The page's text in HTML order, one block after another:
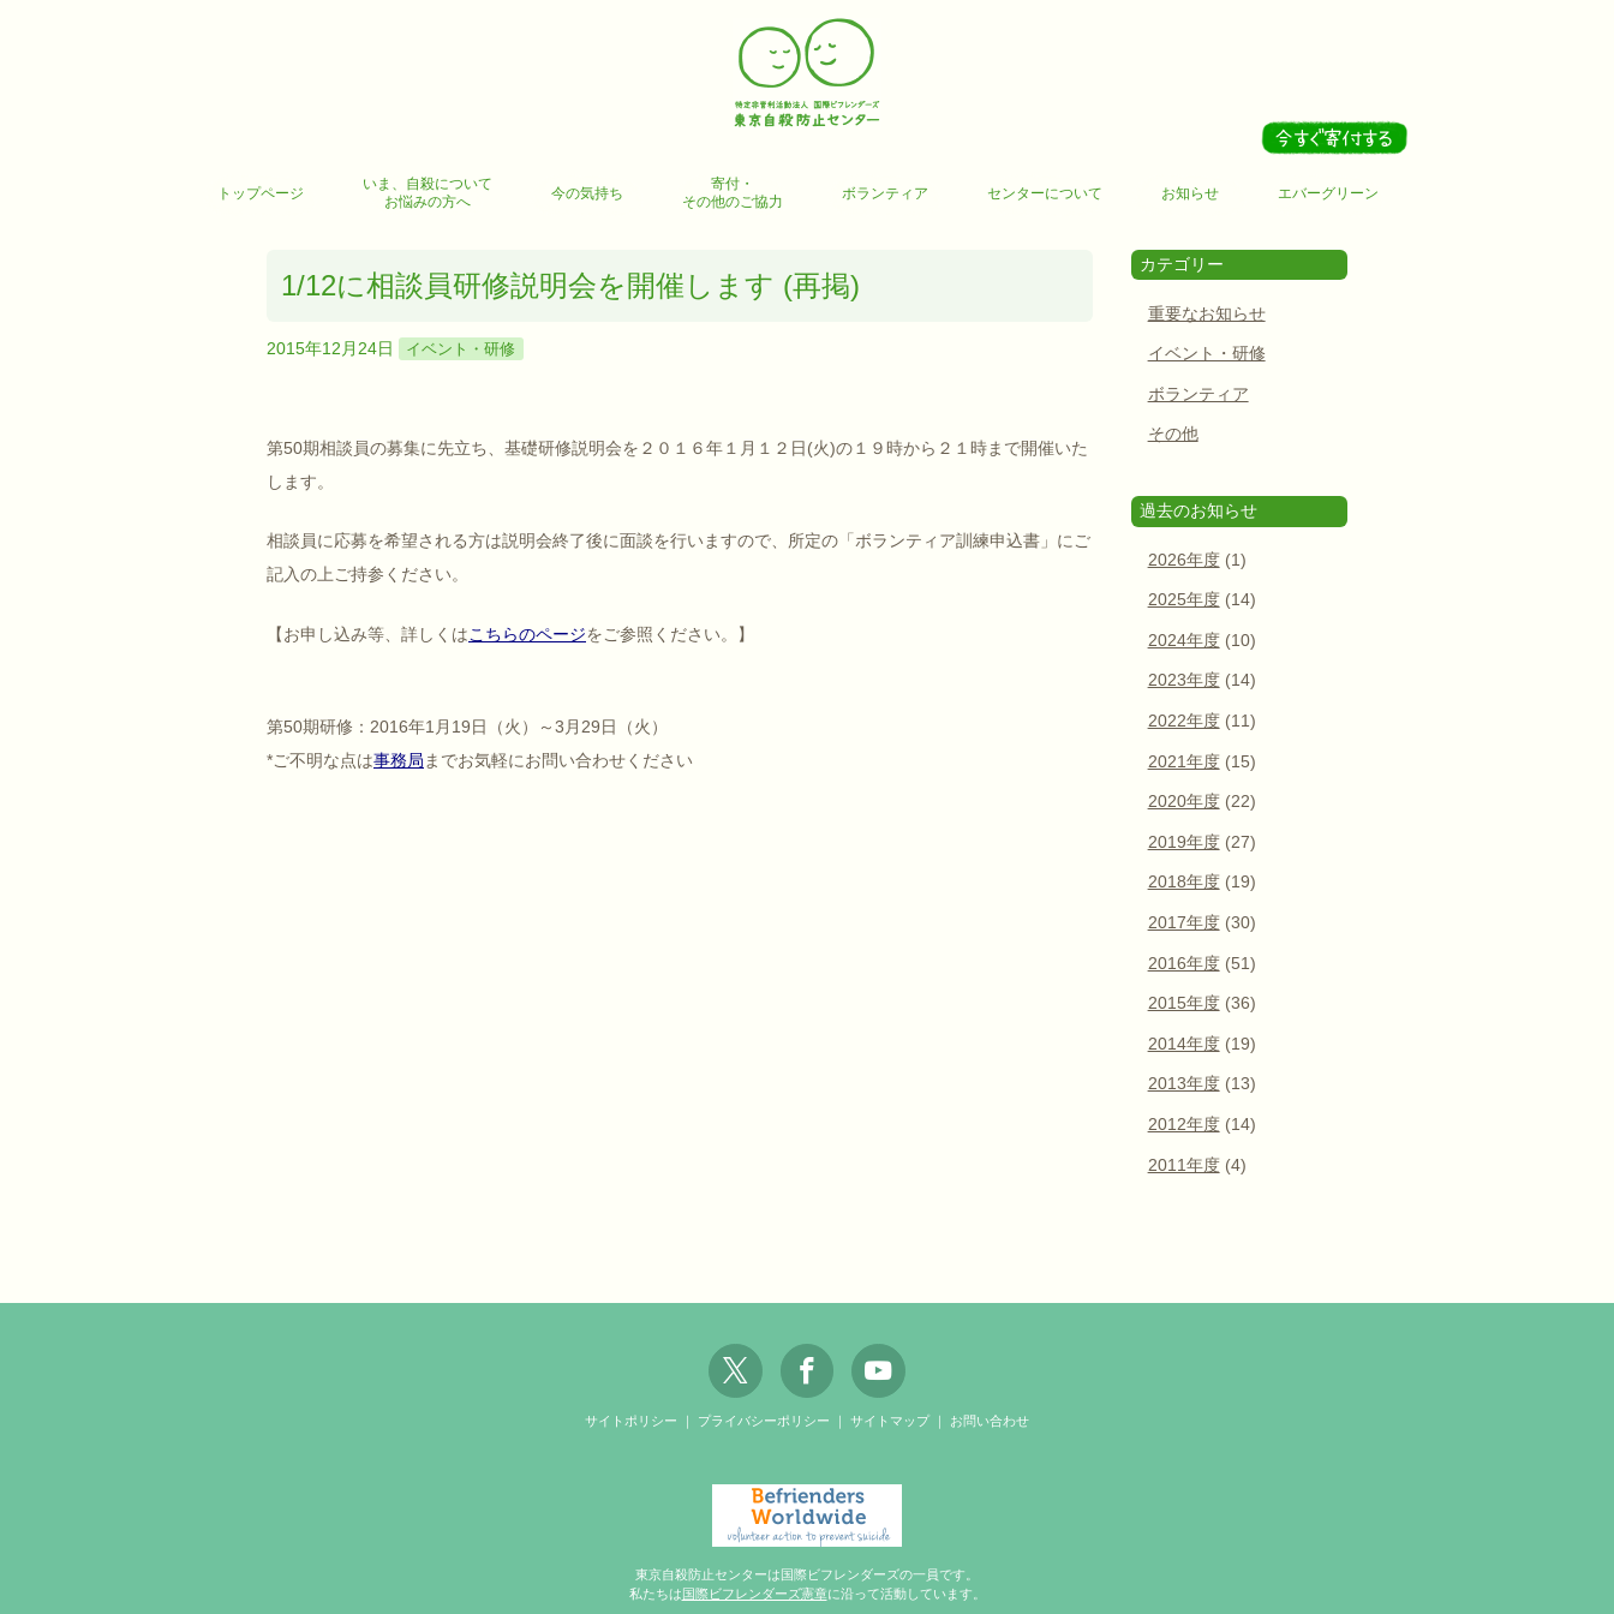
トップページ
いま、自殺について
お悩みの方へ
今の気持ち
寄付・
その他のご協力
ボランティア センターについて お知らせ エバーグリーン
1/12に相談員研修説明会を開催します (再掲)
2015年12月24日 イベント・研修
第50期相談員の募集に先立ち、基礎研修説明会を２０１６年１月１２日(火)の１９時から２１時まで開催いた
します。
相談員に応募を希望される方は説明会終了後に面談を行いますので、所定の「ボランティア訓練申込書」にご
記入の上ご持参ください。
【お申し込み等、詳しくはこちらのページをご参照ください。】
第50期研修：2016年1月19日（火）～3月29日（火）
*ご不明な点は事務局までお気軽にお問い合わせください
カテゴリー
重要なお知らせ
イベント・研修
ボランティア
その他
過去のお知らせ
2026年度(1)
2025年度(14)
2024年度(10)
2023年度(14)
2022年度(11)
2021年度(15)
2020年度(22)
2019年度(27)
2018年度(19)
2017年度(30)
2016年度(51)
2015年度(36)
2014年度(19)
2013年度(13)
2012年度(14)
2011年度(4)
サイトポリシー ｜ プライバシーポリシー ｜ サイトマップ｜ お問い合わせ
東京自殺防止センターは国際ビフレンダーズの一員です。
私たちは 国際ビフレンダーズ憲章に沿って活動しています。